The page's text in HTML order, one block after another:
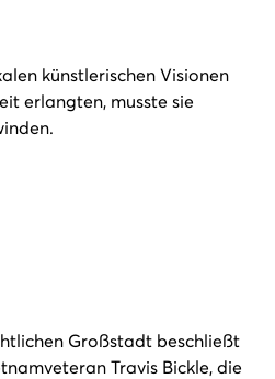
künstlerischen Visionen
erlangten, musste sie
Großstadt beschließt
Travis Bickle, die